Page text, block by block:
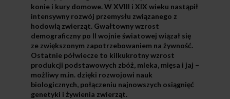
konie i kury domowe. W XVIII i XIX wieku nastąpił
intensywny rozwój przemysłu związanego z
hodowlą zwierząt. Gwałtowny wzrost
demograficzny po II wojnie światowej wiązał się
ze zwiększonym zapotrzebowaniem na żywność.
Ostatnie półwiecze to kilkukrotny wzrost
produkcji podstawowych zbóż, mleka, mięsa i jaj –
możliwy m.in. dzięki rozwojowi nauk
biologicznych, połączeniu najnowszych osiągnięć
genetyki i żywienia zwierząt.